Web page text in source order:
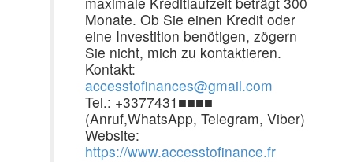
Monate. Ob Sie einen Kredit oder
eine Investition benötigen, zögern
Sie nicht, mich zu kontaktieren.
Kontakt:
accesstofinances@gmail.com
Tel.: +3377431■■■■
(Anruf,WhatsApp, Telegram, Viber)
Website:
https://www.accesstofinance.fr